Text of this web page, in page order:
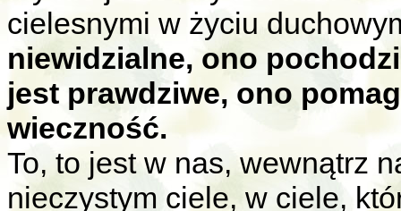
cielesnymi w życiu
niewidzialne, ono
jest prawdziwe, ono
wieczność.
To, to jest w nas, wewnątrz
nieczystym ciele, w ciele,